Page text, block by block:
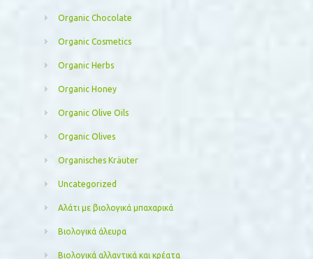
Organic Chocolate
Organic Cosmetics
Organic Herbs
Organic Honey
Organic Olive Oils
Organic Olives
Organisches Kräuter
Uncategorized
Αλάτι με βιολογικά μπαχαρικά
Βιολογικά άλευρα
Βιολογικά αλλαντικά και κρέατα